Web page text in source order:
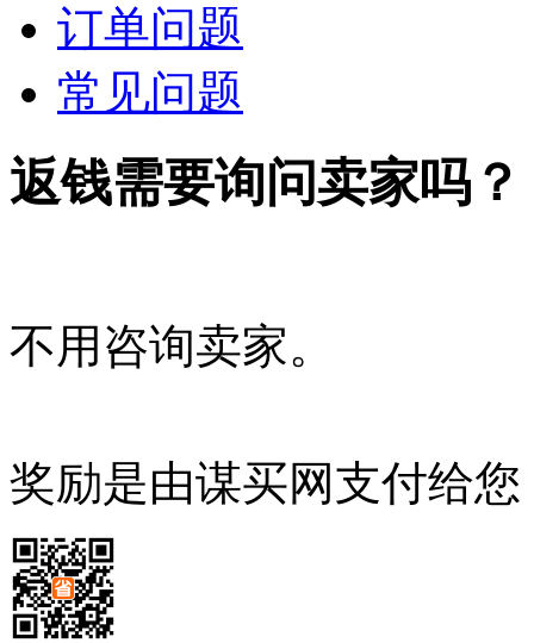
订单问题
常见问题
返钱需要询问卖家吗？
不用咨询卖家。
奖励是由谋买网支付给